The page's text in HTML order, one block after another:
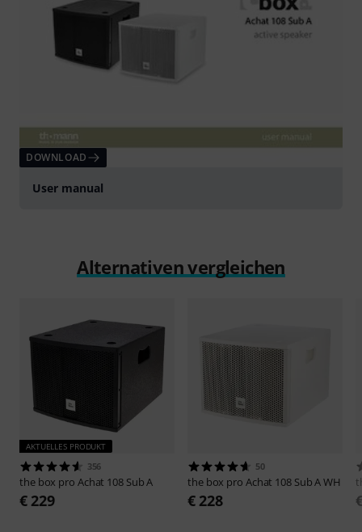
DOWNLOAD
User manual
Alternativen vergleichen
AKTUELLES PRODUKT
356
the box pro Achat 108 Sub A
€ 229
50
the box pro Achat 108 Sub A WH
€ 228